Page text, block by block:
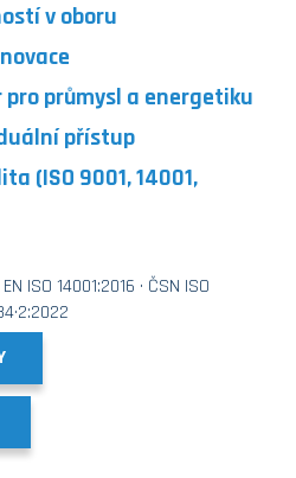
v oboru
průmysl a energetiku
přístup
(ISO 9001, 14001,
ISO 14001:2016 · ČSN ISO